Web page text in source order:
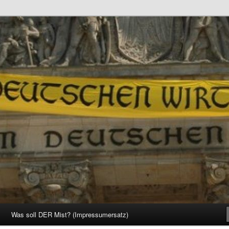
Was soll DER Mist? (Impressumersatz)